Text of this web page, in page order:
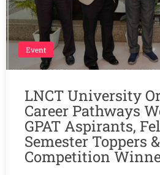
Event
LNCT University
Career Pathways
GPAT Aspirants,
Semester Toppers
Competition